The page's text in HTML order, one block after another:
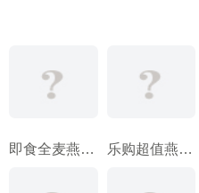
即食全麦燕麦片 乐购超值燕麦片